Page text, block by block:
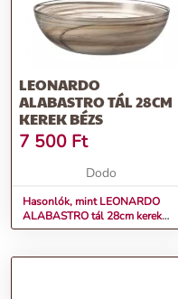
LEONARDO
ALABASTRO TÁL 28CM
KEREK BÉZS
7 500 Ft
Dodo
Hasonlók, mint LEONARDO
ALABASTRO tál 28cm kerek
bézs